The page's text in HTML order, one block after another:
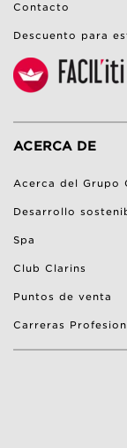
Contacto
Descuento para
ACERCA DE
Acerca del Grupo
Desarrollo
Spa
Club Clarins
Puntos de venta
Carreras